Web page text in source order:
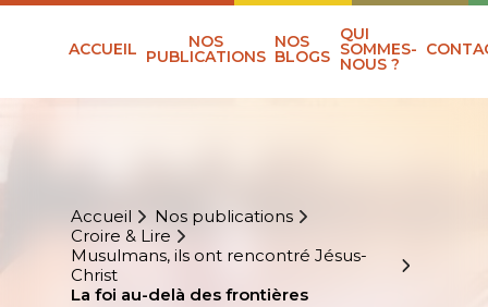
ACCUEIL NOS
PUBLICATIONS
NOS
BLOGS
QUI
SOMMES-
NOUS ?
Accueil
Nos publications
Croire & Lire
Musulmans, ils ont rencontré Jésus-
Christ
La foi au-delà des frontières